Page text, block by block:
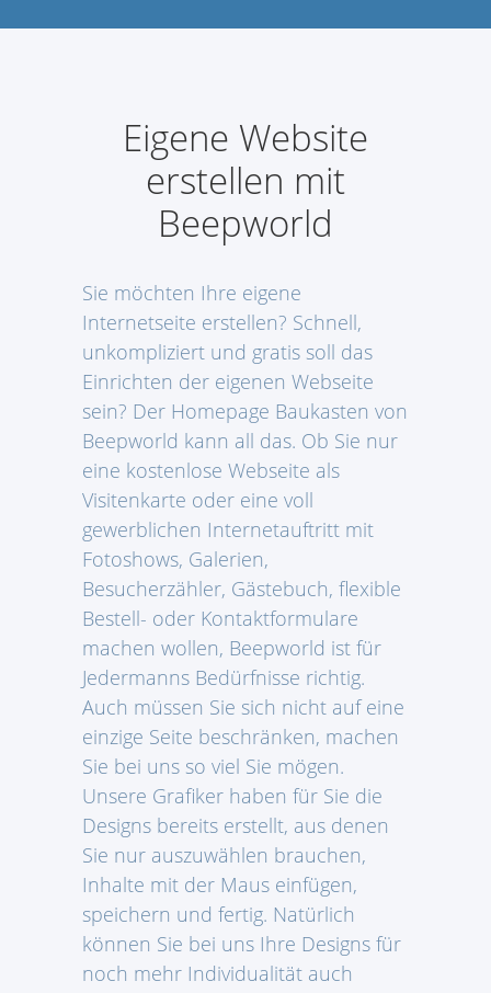
Eigene Website
erstellen mit
Beepworld
Sie möchten Ihre eigene
Internetseite erstellen? Schnell,
unkompliziert und gratis soll das
Einrichten der eigenen Webseite
sein? Der Homepage Baukasten von
Beepworld kann all das. Ob Sie nur
eine kostenlose Webseite als
Visitenkarte oder eine voll
gewerblichen Internetauftritt mit
Fotoshows, Galerien,
Besucherzähler, Gästebuch, flexible
Bestell- oder Kontaktformulare
machen wollen, Beepworld ist für
Jedermanns Bedürfnisse richtig.
Auch müssen Sie sich nicht auf eine
einzige Seite beschränken, machen
Sie bei uns so viel Sie mögen.
Unsere Grafiker haben für Sie die
Designs bereits erstellt, aus denen
Sie nur auszuwählen brauchen,
Inhalte mit der Maus einfügen,
speichern und fertig. Natürlich
können Sie bei uns Ihre Designs für
noch mehr Individualität auch